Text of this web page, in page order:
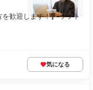
歓迎します！】 ソフト
気になる